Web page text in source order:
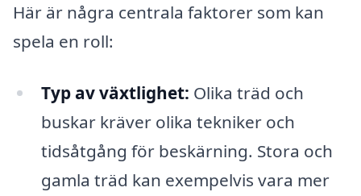
Här är några centrala faktorer som kan
spela en roll:
Typ av växtlighet: Olika träd och
buskar kräver olika tekniker och
tidsåtgång för beskärning. Stora och
gamla träd kan exempelvis vara mer